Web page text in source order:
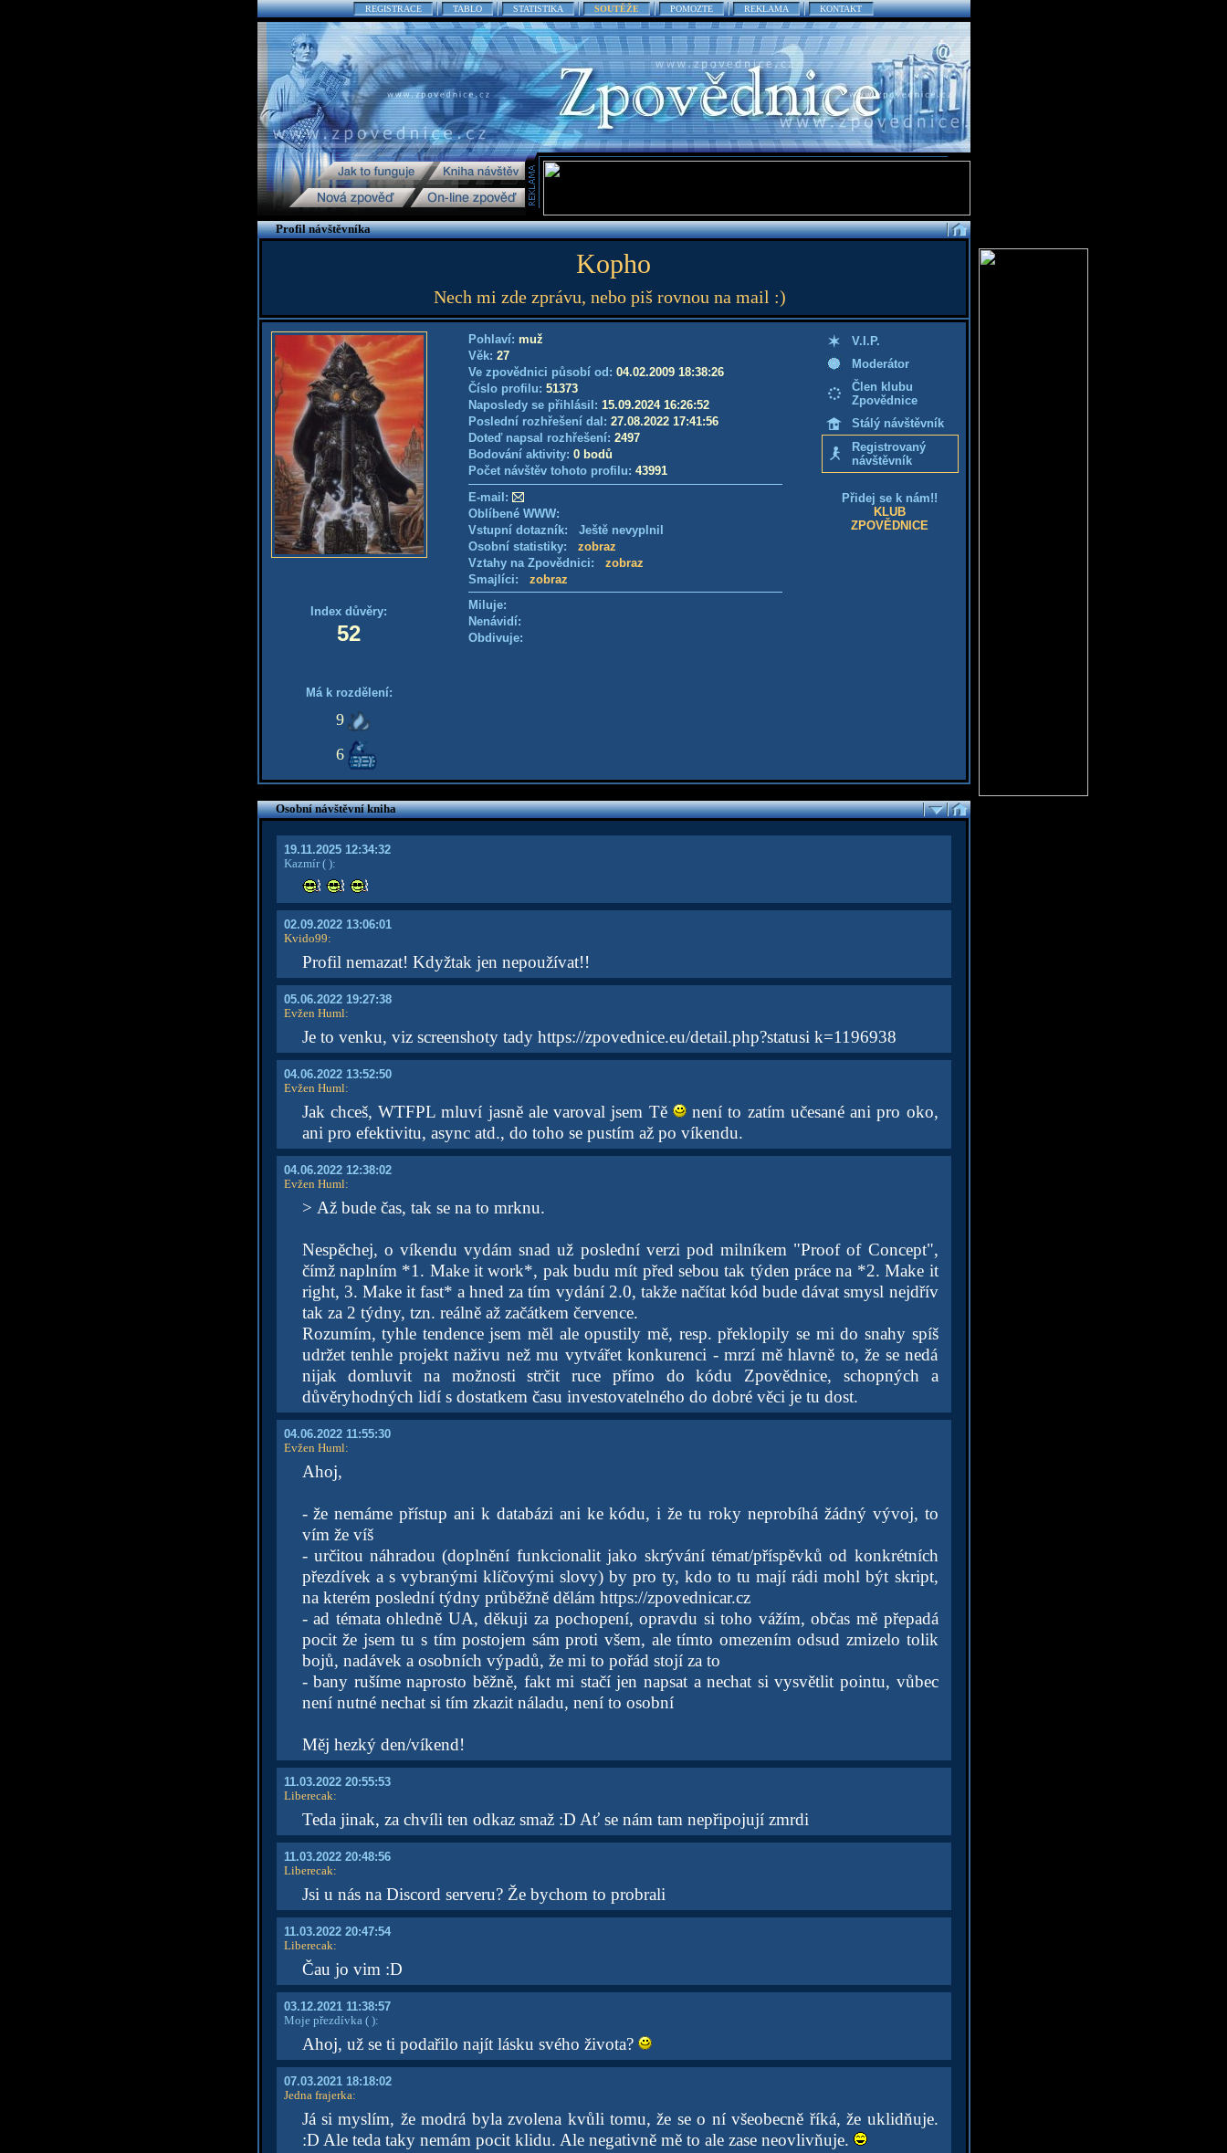
REGISTRACE TABLO STATISTIKA SOUTĚŽE POMOZTE REKLAMA KONTAKT
Profil návštěvníka
Kopho
Nech mi zde zprávu, nebo piš rovnou na mail :)
Index důvěry:
52
Má k rozdělení:
9
6
Pohlaví: muž
Věk: 27
Ve zpovědnici působí od: 04.02.2009 18:38:26
Číslo profilu: 51373
Naposledy se přihlásil: 15.09.2024 16:26:52
Poslední rozhřešení dal: 27.08.2022 17:41:56
Doteď napsal rozhřešení: 2497
Bodování aktivity: 0 bodů
Počet návštěv tohoto profilu: 43991
E-mail:
Oblíbené WWW:
Vstupní dotazník: Ještě nevyplnil
Osobní statistiky: zobraz
Vztahy na Zpovědnici: zobraz
Smajlíci: zobraz
Miluje:
Nenávidí:
Obdivuje:
V.I.P.
Moderátor
Člen klubu
Zpovědnice
Stálý návštěvník
Registrovaný
návštěvník
Přidej se k nám!!
KLUB
ZPOVĚDNICE
Osobní návštěvní kniha
19.11.2025 12:34:32
Kazmír( ):
02.09.2022 13:06:01
Kvido99:
Profil nemazat! Kdyžtak jen nepoužívat!!
05.06.2022 19:27:38
Evžen Huml:
Je to venku, viz screenshoty tady https://zpovednice.eu/detail.php?statusi k=1196938
04.06.2022 13:52:50
Evžen Huml:
Jak chceš, WTFPL mluví jasně ale varoval jsem Tě
není to zatím učesané ani pro oko,
ani pro efektivitu, async atd., do toho se pustím až po víkendu.
04.06.2022 12:38:02
Evžen Huml:
> Až bude čas, tak se na to mrknu.
Nespěchej, o víkendu vydám snad už poslední verzi pod milníkem "Proof of Concept",
čímž naplním *1. Make it work*, pak budu mít před sebou tak týden práce na *2. Make it
right, 3. Make it fast* a hned za tím vydání 2.0, takže načítat kód bude dávat smysl nejdřív
tak za 2 týdny, tzn. reálně až začátkem července.
Rozumím, tyhle tendence jsem měl ale opustily mě, resp. překlopily se mi do snahy spíš
udržet tenhle projekt naživu než mu vytvářet konkurenci - mrzí mě hlavně to, že se nedá
nijak domluvit na možnosti strčit ruce přímo do kódu Zpovědnice, schopných a
důvěryhodných lidí s dostatkem času investovatelného do dobré věci je tu dost.
04.06.2022 11:55:30
Evžen Huml:
Ahoj,
- že nemáme přístup ani k databázi ani ke kódu, i že tu roky neprobíhá žádný vývoj, to
vím že víš
- určitou náhradou (doplnění funkcionalit jako skrývání témat/příspěvků od konkrétních
přezdívek a s vybranými klíčovými slovy) by pro ty, kdo to tu mají rádi mohl být skript,
na kterém poslední týdny průběžně dělám https://zpovednicar.cz
- ad témata ohledně UA, děkuji za pochopení, opravdu si toho vážím, občas mě přepadá
pocit že jsem tu s tím postojem sám proti všem, ale tímto omezením odsud zmizelo tolik
bojů, nadávek a osobních výpadů, že mi to pořád stojí za to
- bany rušíme naprosto běžně, fakt mi stačí jen napsat a nechat si vysvětlit pointu, vůbec
není nutné nechat si tím zkazit náladu, není to osobní
Měj hezký den/víkend!
11.03.2022 20:55:53
Liberecak:
Teda jinak, za chvíli ten odkaz smaž :D Ať se nám tam nepřipojují zmrdi
11.03.2022 20:48:56
Liberecak:
Jsi u nás na Discord serveru? Že bychom to probrali
11.03.2022 20:47:54
Liberecak:
Čau jo vim :D
03.12.2021 11:38:57
Moje přezdívka( ):
Ahoj, už se ti podařilo najít lásku svého života?
07.03.2021 18:18:02
Jedna frajerka:
Já si myslím, že modrá byla zvolena kvůli tomu, že se o ní všeobecně říká, že uklidňuje.
:D Ale teda taky nemám pocit klidu. Ale negativně mě to ale zase neovlivňuje.